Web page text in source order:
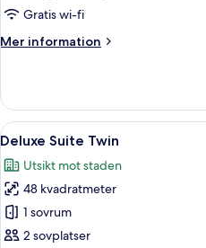
Gratis wi-fi
Mer information
Mer
Suite
King
Öppna
alla
foton
för
Deluxe
Suite
8
Deluxe Suite Twin
Utsikt mot staden
48 kvadratmeter
1 sovrum
2 sovplatser